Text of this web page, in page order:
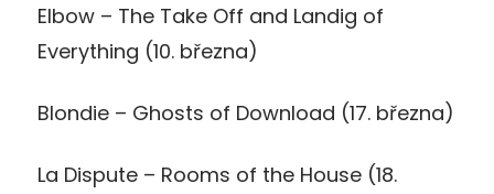
Elbow – The Take Off and Landig of
Everything (10. března)
Blondie – Ghosts of Download (17. března)
La Dispute – Rooms of the House (18.